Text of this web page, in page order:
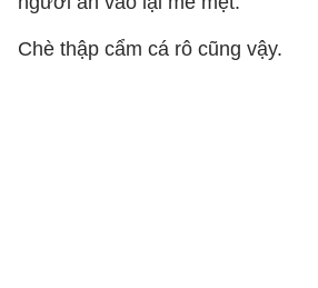
Chè thập cẩm cá rô cũng vậy.